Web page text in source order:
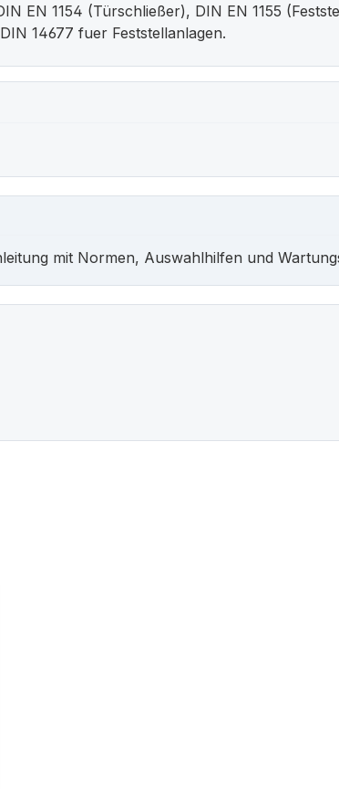
EN 1154 (Türschließer), DIN EN 1155
14677 fuer Feststellanlagen.
mit Normen, Auswahlhilfen und